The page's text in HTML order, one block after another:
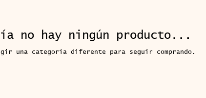
no hay ningún producto...
una categoría diferente para seguir comprando.